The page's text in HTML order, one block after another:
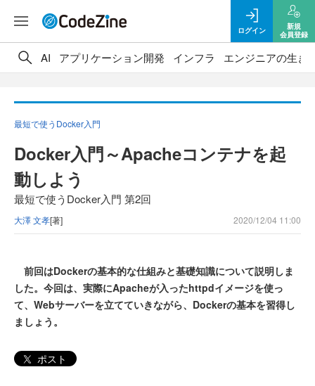
ログイン
新規
会員登録
AI アプリケーション開発 インフラ エンジニアの生き
最短で使うDocker入門
Docker入門～Apacheコンテナを起
動しよう
最短で使うDocker入門 第2回
大澤 文孝[著] 2020/12/04 11:00
前回はDockerの基本的な仕組みと基礎知識について説明しま
した。今回は、実際にApacheが入ったhttpdイメージを使っ
て、Webサーバーを立てていきながら、Dockerの基本を習得し
ましょう。
ポスト